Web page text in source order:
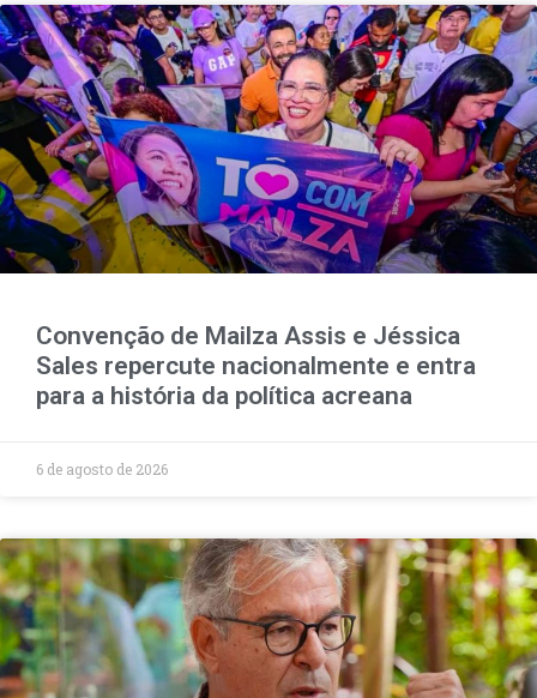
Convenção de Mailza Assis e Jéssica
Sales repercute nacionalmente e entra
para a história da política acreana
6 de agosto de 2026